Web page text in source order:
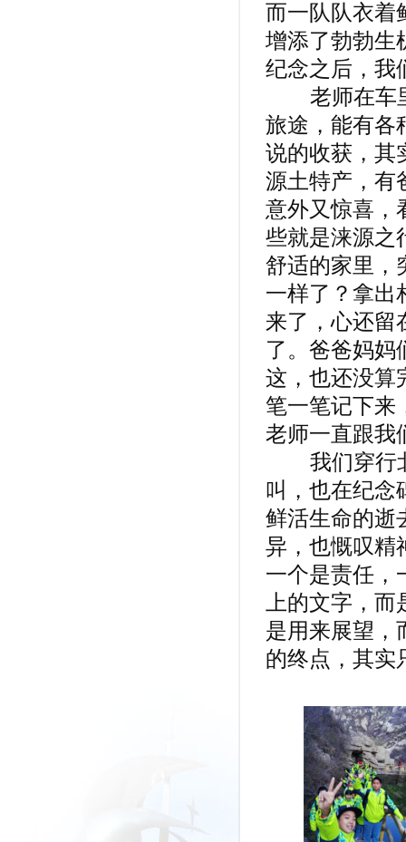
而一队队衣着
增添了勃勃生
纪念之后，
老师在车里
旅途，能有各
说的收获，
源土特产，有
意外又惊喜，
些就是涞源之
舒适的家里，
一样了？拿出
来了，心还
了。爸爸妈
这，也还没算
笔一笔记下来
老师一直跟我
我们穿行北
叫，也在纪念
鲜活生命的逝
异，也慨叹精
一个是责任，
上的文字，
是用来展望，
的终点，其实